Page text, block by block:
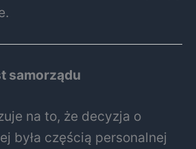
samorządu
na to, że decyzja o
była częścią personalnej